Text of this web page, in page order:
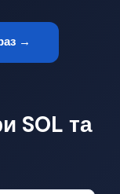
→
SOL та